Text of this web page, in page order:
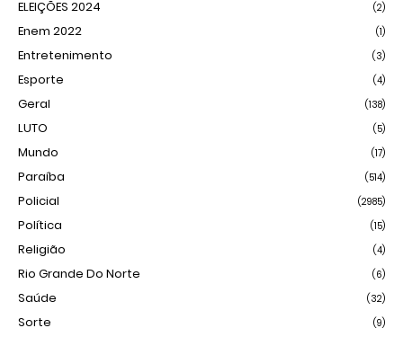
ELEIÇÕES 2024 (2)
Enem 2022 (1)
Entretenimento (3)
Esporte (4)
Geral (138)
LUTO (5)
Mundo (17)
Paraíba (514)
Policial (2985)
Política (15)
Religião (4)
Rio Grande Do Norte (6)
Saúde (32)
Sorte (9)